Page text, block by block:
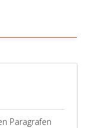
Paragrafen